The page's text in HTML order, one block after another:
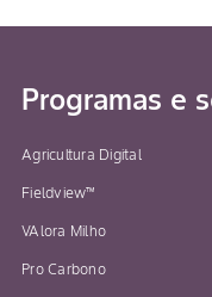
Programas e
Agricultura Digital
Fieldview™
VAlora Milho
Pro Carbono